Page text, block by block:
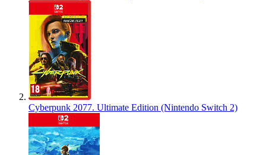
Cyberpunk 2077. Ultimate Edition (Nintendo Switch 2)